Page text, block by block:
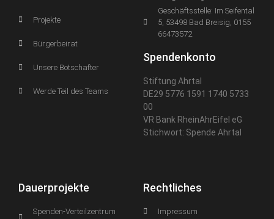
Projekte
Bürgerbeirat
Unsere Botschafter
Werde Teil des Teams
Geschäftsstelle: Im Seifental
5, 53498 Bad Breisig, 0155
66473572
Spendenkonto
Stiftung Ahrtal
DE29 5776 1591 1740 5733
00
VR Bank RheinAhrEifel eG
Stichwort: Spende Ahrtal
Dauerprojekte
Spenden-Verteilzentrum
Rechtliches
Impressum